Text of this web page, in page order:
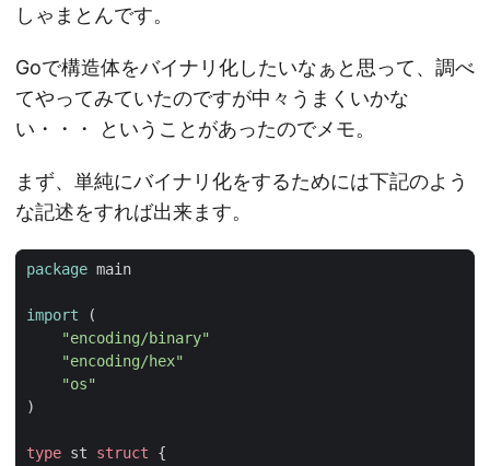
しゃまとんです。
Goで構造体をバイナリ化したいなぁと思って、調べ
てやってみていたのですが中々うまくいかな
い・・・ ということがあったのでメモ。
まず、単純にバイナリ化をするためには下記のよう
な記述をすれば出来ます。
package main
import
(
"encoding/binary"
"encoding/hex"
"os"
)
type st struct
{